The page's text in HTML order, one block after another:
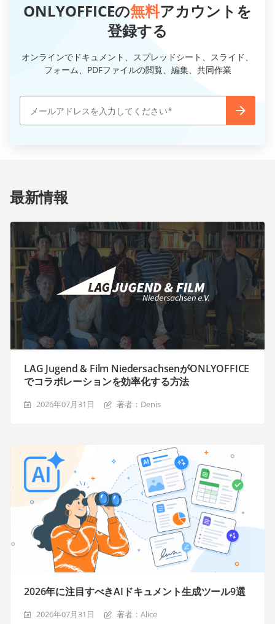
ONLYOFFICEの無料アカウントを
登録する
オンラインでドキュメント、スプレッドシート、スライド、
フォーム、PDFファイルの閲覧、編集、共同作業
最新情報
LAG Jugend & Film NiedersachsenがONLYOFFICE
でコラボレーションを効率化する方法
2026年07月31日 著者：Denis
2026年に注目すべきAIドキュメント生成ツール9選
2026年07月31日 著者：Alice